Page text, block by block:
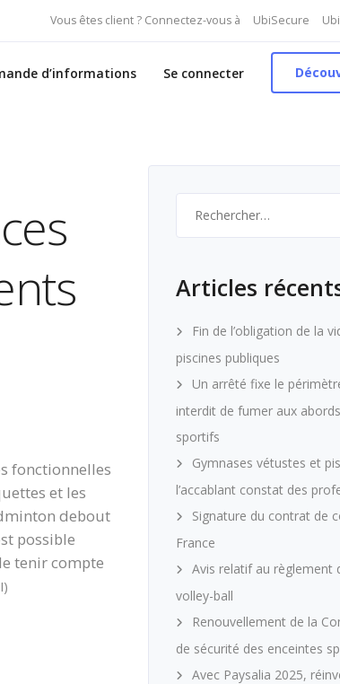
Vous êtes client ? Connectez-vous à UbiSecure
d’informations Se connecter
fonctionnelles
et les
debout
possible
tenir compte
Articles
Fin de l’obligation de la
piscines publiques
Un arrêté fixe le
interdit de fumer aux
sportifs
Gymnases vétustes et
l’accablant constat des
Signature du contrat de
France
Avis relatif au règlement
volley-ball
Renouvellement de la
de sécurité des enceintes
Avec Paysalia 2025,